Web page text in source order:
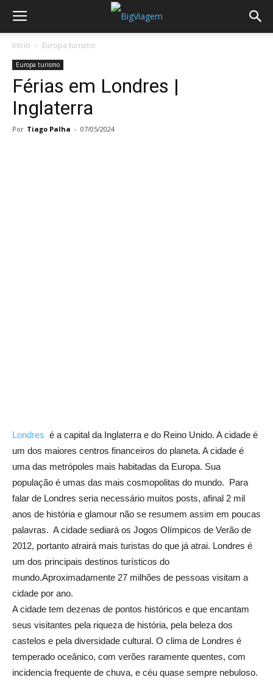
Início Europa turismo
Europa turismo
Férias em Londres |
Inglaterra
Por Tiago Palha - 07/05/2024
Londres é a capital da Inglaterra e do Reino Unido. A cidade é
um dos maiores centros financeiros do planeta. A cidade é
uma das metrópoles mais habitadas da Europa. Sua
população é umas das mais cosmopolitas do mundo. Para
falar de Londres seria necessário muitos posts, afinal 2 mil
anos de história e glamour não se resumem assim em poucas
palavras. A cidade sediará os Jogos Olímpicos de Verão de
2012, portanto atrairá mais turistas do que já atrai. Londres é
um dos principais destinos turísticos do
mundo.Aproximadamente 27 milhões de pessoas visitam a
cidade por ano.
A cidade tem dezenas de pontos históricos e que encantam
seus visitantes pela riqueza de história, pela beleza dos
castelos e pela diversidade cultural. O clima de Londres é
temperado oceânico, com verões raramente quentes, com
incidencia frequente de chuva, e céu quase sempre nebuloso.